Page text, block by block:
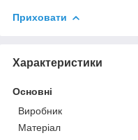
Приховати
Характеристики
Основні
Виробник
Матеріал